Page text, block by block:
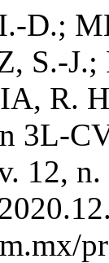
D.;
S.-
R.
3L-
12,